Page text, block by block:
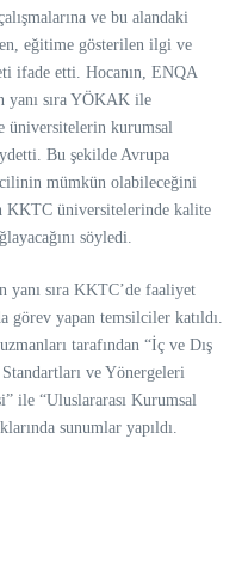
ve bu alandaki
eğitime gösterilen ilgi ve
ifade etti. Hocanın, ENQA
yanı sıra YÖKAK ile
üniversitelerin kurumsal
Bu şekilde Avrupa
mümkün olabileceğini
KKTC üniversitelerinde kalite
söyledi.
sıra KKTC’de faaliyet
görev yapan temsilciler katıldı.
tarafından “İç ve Dış
ve Yönergeleri
ile “Uluslararası Kurumsal
sunumlar yapıldı.